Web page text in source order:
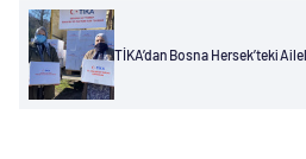
TİKA’dan Bosna Hersek’teki